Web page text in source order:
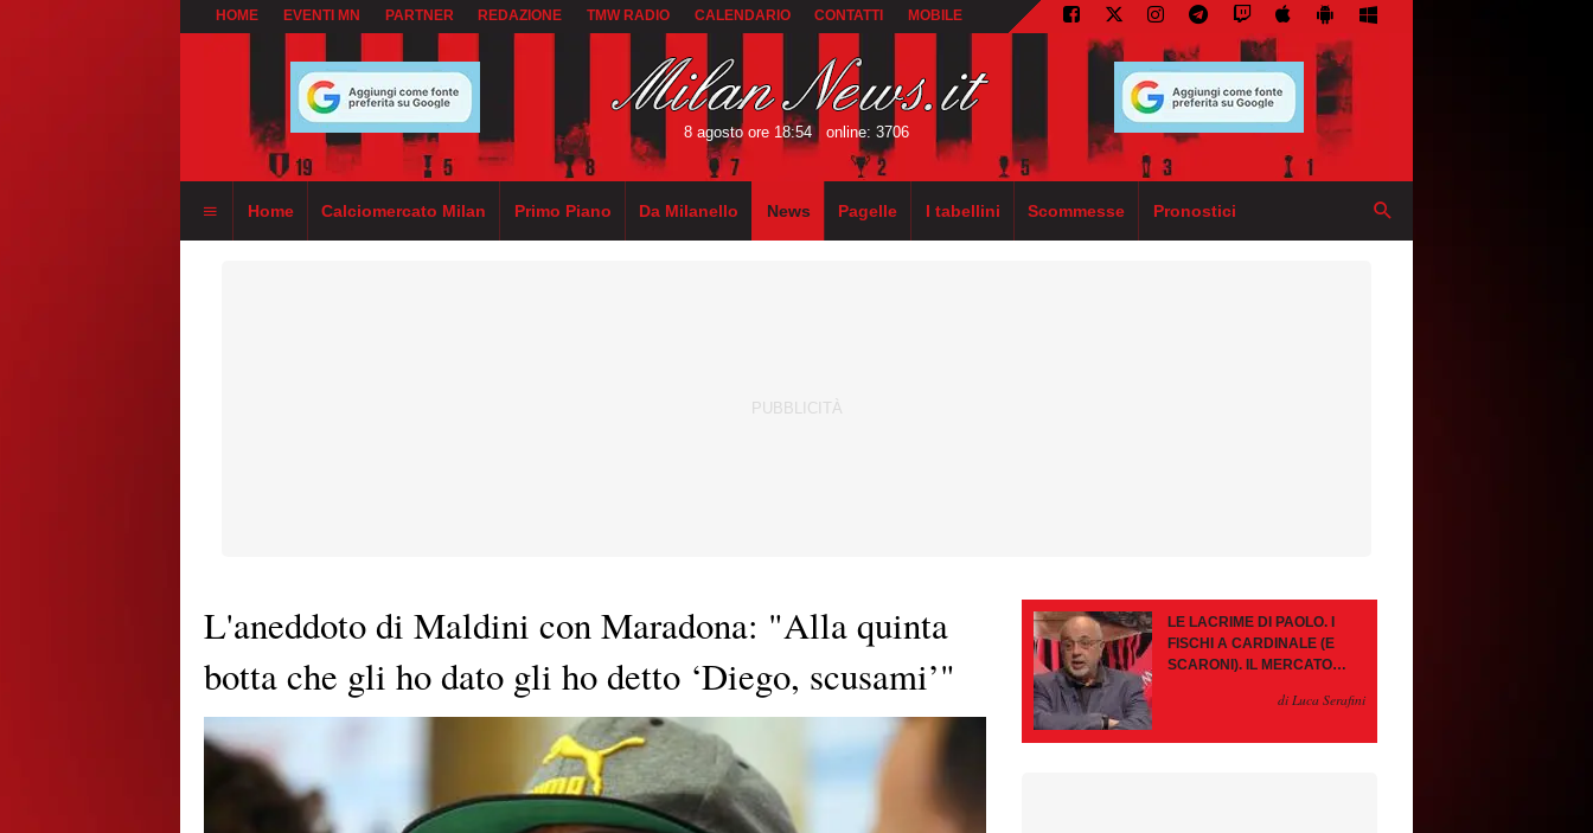
HOME EVENTI MN PARTNER REDAZIONE TMW RADIO CALENDARIO CONTATTI MOBILE
8 agosto ore 18:54 online: 3706
Home Calciomercato Milan Primo Piano Da Milanello News Pagelle I tabellini Scommesse Pronostici
L'aneddoto di Maldini con Maradona: "Alla quinta
botta che gli ho dato gli ho detto ‘Diego, scusami’"
LE LACRIME DI PAOLO. I
FISCHI A CARDINALE (E
SCARONI). IL MERCATO
PAZIENZA, SE RESTA È
di Luca Serafini